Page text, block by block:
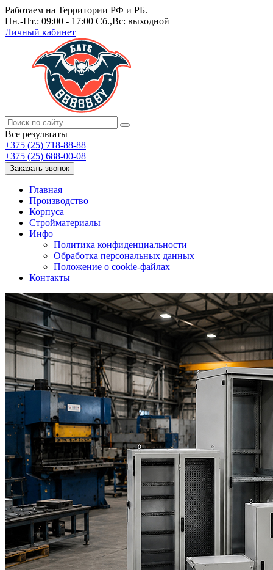
Работаем на Территории РФ и РБ.
Пн.-Пт.: 09:00 - 17:00 Сб.,Вс: выходной
Личный кабинет
Все результаты
+375 (25) 718-88-88
+375 (25) 688-00-08
Заказать звонок
Главная
Производство
Корпуса
Стройматериалы
Инфо
Политика конфиденциальности
Обработка персональных данных
Положение о cookie-файлах
Контакты